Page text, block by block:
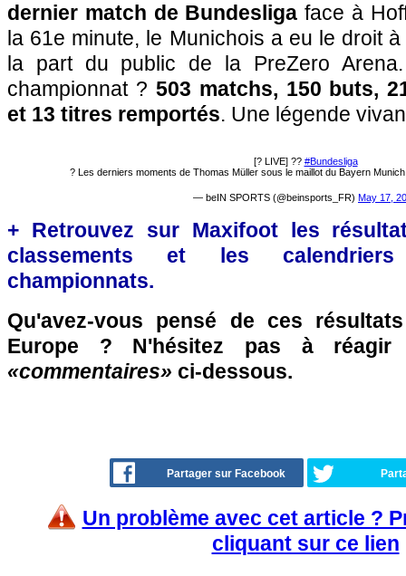
dernier match de Bundesliga face à
la 61e minute, le Munichois a eu le droit
la part du public de la PreZero
championnat ? 503 matchs, 150 buts,
et 13 titres remportés. Une légende
[? LIVE] ?? #Bundesliga
? Les derniers moments de Thomas Müller sous le maillot du Bayern
— beIN SPORTS (@beinsports_FR) May 17,
+ Retrouvez sur Maxifoot les
classements et les
championnats.
Qu'avez-vous pensé de ces
Europe ? N'hésitez pas à réagir
«commentaires» ci-dessous.
Partager sur Facebook
Un problème avec cet article ?
cliquant sur ce lien